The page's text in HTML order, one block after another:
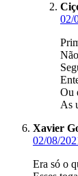
02/
Ou
As
Xavier
02/08/
Era só o